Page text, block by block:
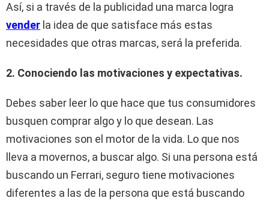
Así, si a través de la publicidad una marca logra
vender la idea de que satisface más estas
necesidades que otras marcas, será la preferida.
2. Conociendo las motivaciones y expectativas.
Debes saber leer lo que hace que tus consumidores
busquen comprar algo y lo que desean. Las
motivaciones son el motor de la vida. Lo que nos
lleva a movernos, a buscar algo. Si una persona está
buscando un Ferrari, seguro tiene motivaciones
diferentes a las de la persona que está buscando